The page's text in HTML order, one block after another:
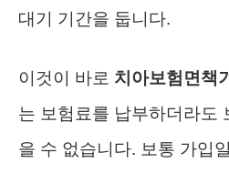
대기 기간을 둡니다.
이것이 바로 치아보험면책
는 보험료를 납부하더라도
을 수 없습니다. 보통 가입